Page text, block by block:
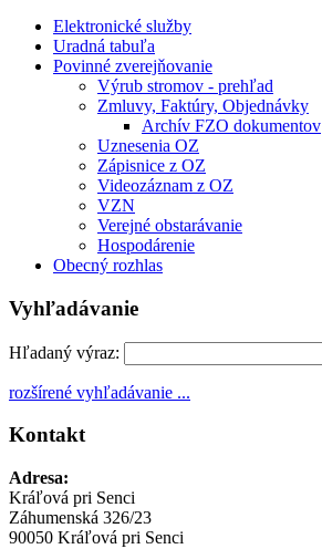
Elektronické služby
Uradná tabuľa
Povinné zverejňovanie
Výrub stromov - prehľad
Zmluvy, Faktúry, Objednávky
Archív FZO dokumentov
Uznesenia OZ
Zápisnice z OZ
Videozáznam z OZ
VZN
Verejné obstarávanie
Hospodárenie
Obecný rozhlas
Vyhľadávanie
Hľadaný výraz:
rozšírené vyhľadávanie ...
Kontakt
Adresa:
Kráľová pri Senci
Záhumenská 326/23
90050 Kráľová pri Senci